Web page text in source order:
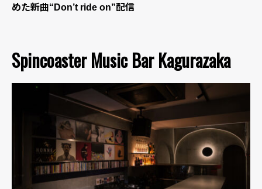
めた新曲“Don’t ride on”配信
Spincoaster Music Bar Kagurazaka